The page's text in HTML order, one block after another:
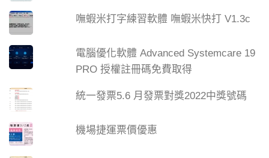
嘸蝦米打字練習軟體 嘸蝦米快打 V1.3c
電腦優化軟體 Advanced Systemcare 19
PRO 授權註冊碼免費取得
統一發票5.6 月發票對獎2022中獎號碼
機場捷運票價優惠